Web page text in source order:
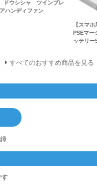
ドウシシャ ツインブレ
ハンディファン
【スマ
PSEマー
ッテリ
すべてのおすすめ商品を見る